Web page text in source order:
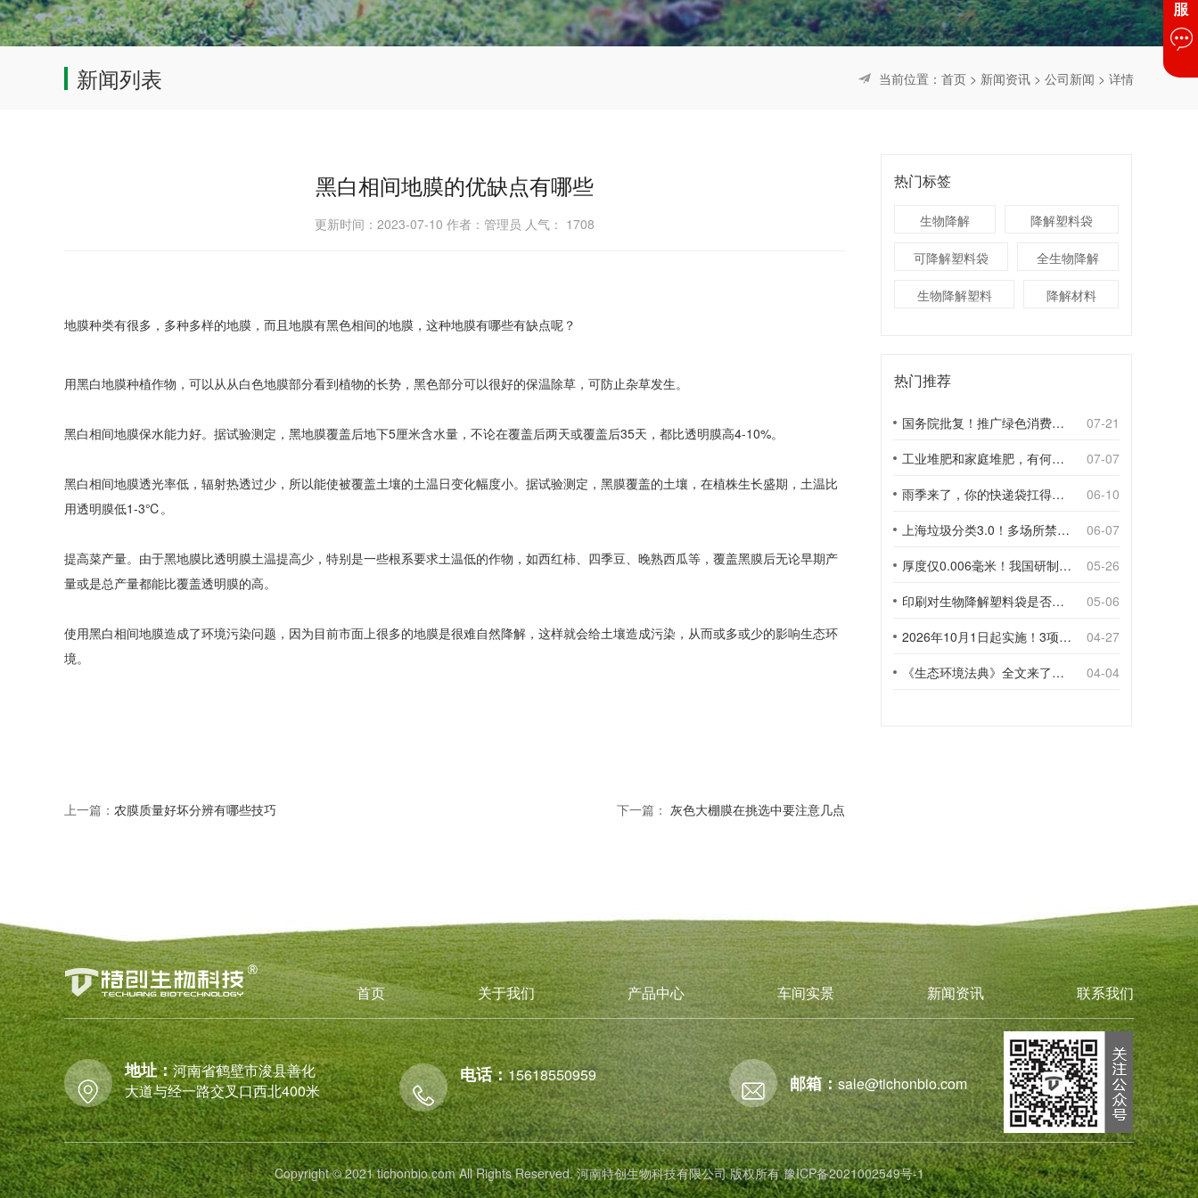
新闻列表 当前位置： 首页 > 新闻资讯 > 公司新闻 > 详情
黑白相间地膜的优缺点有哪些
更新时间：2023-07-10 作者：管理员 人气： 1708
地膜种类有很多，多种多样的地膜，而且地膜有黑色相间的地膜，这种地膜有哪些有缺点呢？
用黑白地膜种植作物，可以从从白色地膜部分看到植物的长势，黑色部分可以很好的保温除草，可防止杂草发生。
黑白相间地膜保水能力好。据试验测定，黑地膜覆盖后地下5厘米含水量，不论在覆盖后两天或覆盖后35天，都比透明膜高4-10%。
黑白相间地膜透光率低，辐射热透过少，所以能使被覆盖土壤的土温日变化幅度小。据试验测定，黑膜覆盖的土壤，在植株生长盛期，土温比
用透明膜低1-3℃。
提高菜产量。由于黑地膜比透明膜土温提高少，特别是一些根系要求土温低的作物，如西红柿、四季豆、晚熟西瓜等，覆盖黑膜后无论早期产
量或是总产量都能比覆盖透明膜的高。
使用黑白相间地膜造成了环境污染问题，因为目前市面上很多的地膜是很难自然降解，这样就会给土壤造成污染，从而或多或少的影响生态环
境。
上一篇： 农膜质量好坏分辨有哪些技巧 下一篇： 灰色大棚膜在挑选中要注意几点
热门标签
生物降解 降解塑料袋
可降解塑料袋 全生物降解
生物降解塑料 降解材料
热门推荐
国务院批复！推广绿色消费，引导使用环保可降解包装材料
07-21
工业堆肥和家庭堆肥，有何不同？
07-07
雨季来了，你的快递袋扛得住吗？
06-10
上海垃圾分类3.0！多场所禁止使用一次性塑料袋；推动快递包装绿色转型
06-07
厚度仅0.006毫米！我国研制出超薄型全生物降解渗水地膜
05-26
印刷对生物降解塑料袋是否构成影响？
05-06
2026年10月1日起实施！3项生物降解能力检测新国标
04-27
《生态环境法典》全文来了！降解材料、生物基应用与包装环保规范
04-04
首页 关于我们 产品中心 车间实景 新闻资讯 联系我们
地址：河南省鹤壁市浚县善化
大道与经一路交叉口西北400米
电话：15618550959 邮箱：sale@tichonbio.com
Copyright © 2021 tichonbio.com All Rights Reserved. 河南特创生物科技有限公司 版权所有豫ICP备2021002549号-1